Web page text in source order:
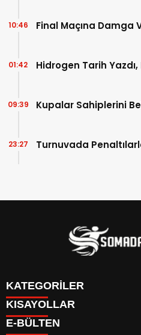
Final Maçına Damga
10:46
Hidrogen Tarih
01:42
Kupalar Sahiplerini
09:39
Turnuvada
23:27
KATEGORİLER
İletişim
İstatistikler & Puan Durumu &
KISAYOLLAR
E-BÜLTEN